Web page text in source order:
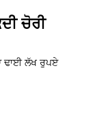
ਚੋਰੀ
ਢਾਈ ਲੱਖ ਰੁਪਏ